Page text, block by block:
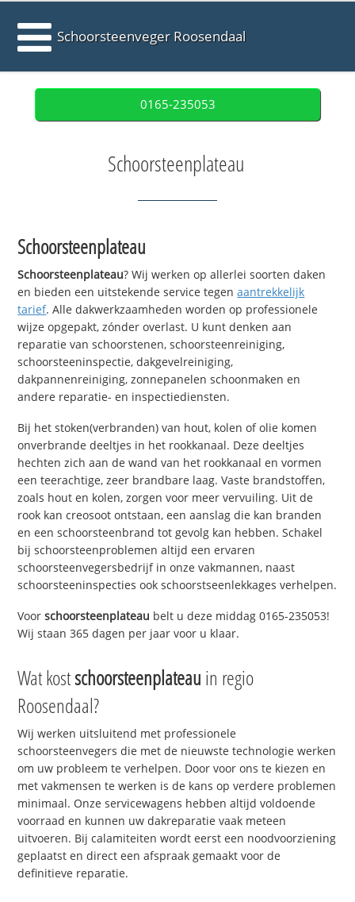
Schoorsteenveger Roosendaal
0165-235053
Schoorsteenplateau
Schoorsteenplateau
Schoorsteenplateau? Wij werken op allerlei soorten daken
en bieden een uitstekende service tegenaantrekkelijk
tarief. Alle dakwerkzaamheden worden op professionele
wijze opgepakt, zónder overlast. U kunt denken aan
reparatie van schoorstenen, schoorsteenreiniging,
schoorsteeninspectie, dakgevelreiniging,
dakpannenreiniging, zonnepanelen schoonmaken en
andere reparatie- en inspectiediensten.
Bij het stoken(verbranden) van hout, kolen of olie komen
onverbrande deeltjes in het rookkanaal. Deze deeltjes
hechten zich aan de wand van het rookkanaal en vormen
een teerachtige, zeer brandbare laag. Vaste brandstoffen,
zoals hout en kolen, zorgen voor meer vervuiling. Uit de
rook kan creosoot ontstaan, een aanslag die kan branden
en een schoorsteenbrand tot gevolg kan hebben. Schakel
bij schoorsteenproblemen altijd een ervaren
schoorsteenvegersbedrijf in onze vakmannen, naast
schoorsteeninspecties ook schoorstseenlekkages verhelpen.
Voorschoorsteenplateau belt u deze middag 0165-235053!
Wij staan 365 dagen per jaar voor u klaar.
Wat kostschoorsteenplateau in regio
Roosendaal?
Wij werken uitsluitend met professionele
schoorsteenvegers die met de nieuwste technologie werken
om uw probleem te verhelpen. Door voor ons te kiezen en
met vakmensen te werken is de kans op verdere problemen
minimaal. Onze servicewagens hebben altijd voldoende
voorraad en kunnen uw dakreparatie vaak meteen
uitvoeren. Bij calamiteiten wordt eerst een noodvoorziening
geplaatst en direct een afspraak gemaakt voor de
definitieve reparatie.